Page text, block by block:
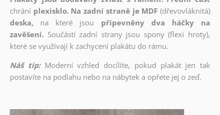
chrání plexisklo. Na zadní straně je MDF (dřevovláknitá)
deska,
na které jsou
připevněny dva háčky na
zavěšení. Součástí zadní strany jsou spony (flexi hroty),
které se využívají k zachycení plakátu do rámu.
Náš tip: Moderní vzhled docílíte, pokud plakát jen tak
postavíte na podlahu nebo na nábytek a opřete jej o zeď.